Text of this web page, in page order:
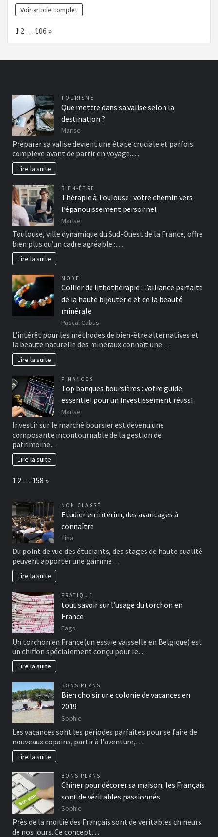
Voir article complet
Page:
1 2 … 106 Next
»
TOURISME
Que mettre dans sa valise selon la
destination ?
Marise
Préparer sa valise devient une étape cruciale et parfois
complexe avant de partir en voyage.…
Lire la suite
BIEN-ÊTRE
Thérapie à Toulouse : votre chemin vers
l’épanouissement personnel
Marise
Toulouse, ville dynamique du Sud-Ouest de la France, offre
bien plus qu’un cadre agréable :…
Lire la suite
MODE
Collier de lithothérapie : l’alliance parfaite
de la haute bijouterie et de la beauté
minérale
Pascal Cabus
L’intérêt pour les méthodes de bien-être alternatives et
la beauté naturelle des minéraux connaît une…
Lire la suite
FINANCES
Top banques boursières : votre guide
essentiel pour un investissement réussi
Marise
Investir sur le marché boursier est devenu une
composante incontournable de la gestion de
patrimoine…
Lire la suite
Page:
1 2 … 158 Next
»
NON CLASSÉ
Etudier en intérim, des avantages à
connaître
Tina
Du point de vue des étudiants, des stages de haute qualité
peuvent apporter une gamme…
Lire la suite
PRATIQUE
tout savoir sur l’usage du torchon en
France
Eago
Un torchon en France(un essuie vaisselle en Belgique) est
un chiffon spécialement conçu pour le…
Lire la suite
BONS PLANS
Bien choisir une colonie de vacances en
2019
Sophie
Les vacances sont les périodes parfaites pour se faire de
nouveaux copains, partir à l’aventure,…
Lire la suite
BONS PLANS
Chiner pour décorer sa maison, les Français
sont de véritables passionnés
Sophie
Près de la moitié des Français sont de véritables chineurs
de nos jours. Ce concept…